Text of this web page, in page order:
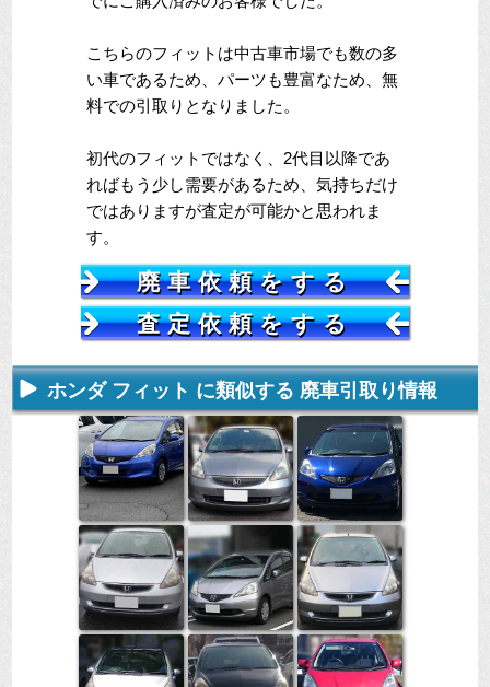
こちらのフィットは中古車市場でも数の多
い車であるため、パーツも豊富なため、無
料での引取りとなりました。
初代のフィットではなく、2代目以降であ
ればもう少し需要があるため、気持ちだけ
ではありますが査定が可能かと思われま
す。
廃車依頼をする
査定依頼をする
ホンダ フィット に類似する 廃車引取り情報